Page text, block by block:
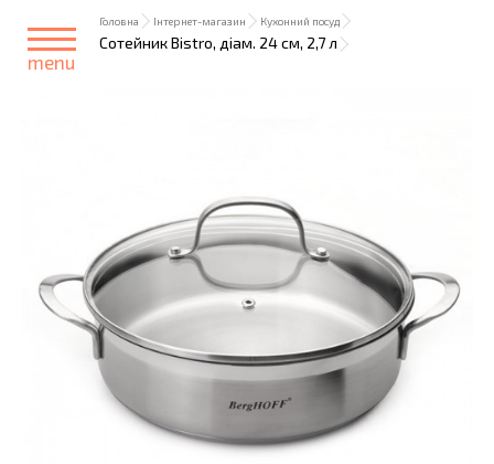
menu
Головна Інтернет-магазин Кухонний посуд
Сотейник Bistro, діам. 24 см, 2,7 л